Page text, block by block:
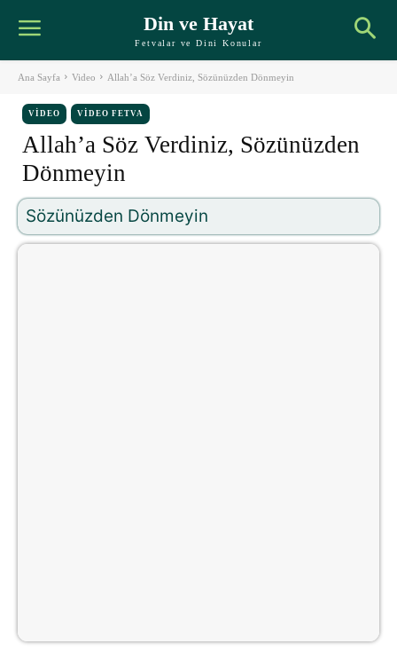
Din ve Hayat
Fetvalar ve Dini Konular
Ana Sayfa Video Allah’a Söz Verdiniz, Sözünüzden Dönmeyin
VIDEO VIDEO FETVA
Allah’a Söz Verdiniz, Sözünüzden
Dönmeyin
Sözünüzden Dönmeyin